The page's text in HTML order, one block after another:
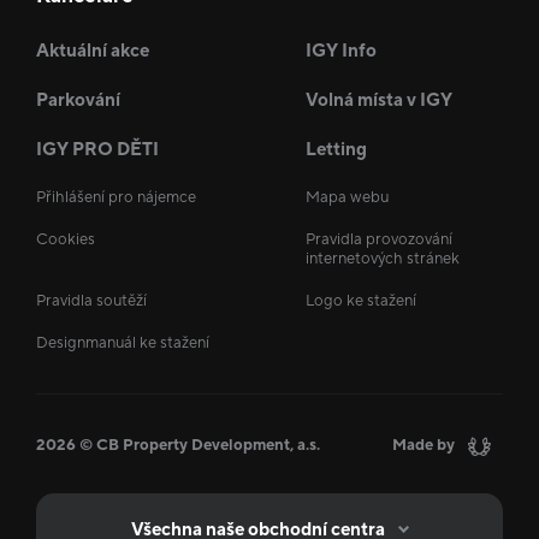
Aktuální akce IGY Info
Parkování Volná místa v IGY
IGY PRO DĚTI Letting
Přihlášení pro nájemce Mapa webu
Cookies
Pravidla provozování
internetových stránek
Pravidla soutěží Logo ke stažení
Designmanuál ke stažení
2026 © CB Property Development, a.s. Made by
Všechna naše obchodní centra